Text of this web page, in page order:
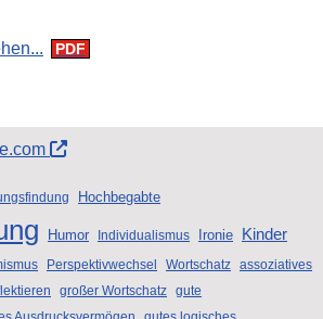
Hochbegabte
Humor Individualismus Ironie Kinder
Perspektivwechsel Wortschatz assoziatives
großer Wortschatz gute